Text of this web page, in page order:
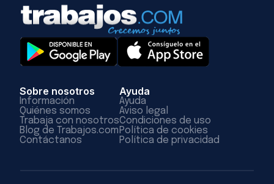
Sobre nosotros
Información
Quiénes somos
Trabaja con nosotros
Blog de Trabajos.com
Contáctanos
Ayuda
Ayuda
Aviso legal
Condiciones de uso
Política de cookies
Política de privacidad